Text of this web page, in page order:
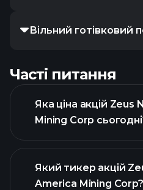
Вільний готівковий
Часті питання
Яка ціна акцій Zeus
Mining Corp
Який тикер акцій
America Mining Corp?